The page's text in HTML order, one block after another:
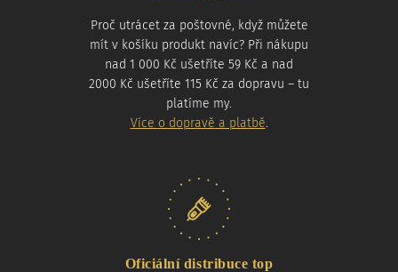
Proč utrácet za poštovné, když můžete
mít v košíku produkt navíc? Při nákupu
nad 1 000 Kč ušetříte 59 Kč a nad
2000 Kč ušetříte 115 Kč za dopravu – tu
platíme my.
Více o dopravě a platbě.
Oficiální distribuce top